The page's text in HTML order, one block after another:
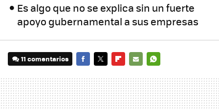
Es algo que no se explica sin un fuerte
apoyo gubernamental a sus empresas
11 comentarios
MAIL